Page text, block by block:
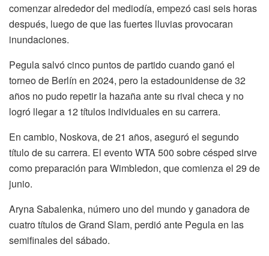
comenzar alrededor del mediodía, empezó casi seis horas
después, luego de que las fuertes lluvias provocaran
inundaciones.
Pegula salvó cinco puntos de partido cuando ganó el
torneo de Berlín en 2024, pero la estadounidense de 32
años no pudo repetir la hazaña ante su rival checa y no
logró llegar a 12 títulos individuales en su carrera.
En cambio, Noskova, de 21 años, aseguró el segundo
título de su carrera. El evento WTA 500 sobre césped sirve
como preparación para Wimbledon, que comienza el 29 de
junio.
Aryna Sabalenka, número uno del mundo y ganadora de
cuatro títulos de Grand Slam, perdió ante Pegula en las
semifinales del sábado.